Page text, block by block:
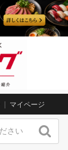
マイページ